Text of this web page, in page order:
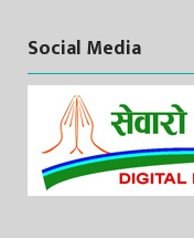
Social Media